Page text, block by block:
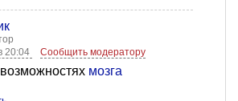
20:04
Сообщить модератору
мозга